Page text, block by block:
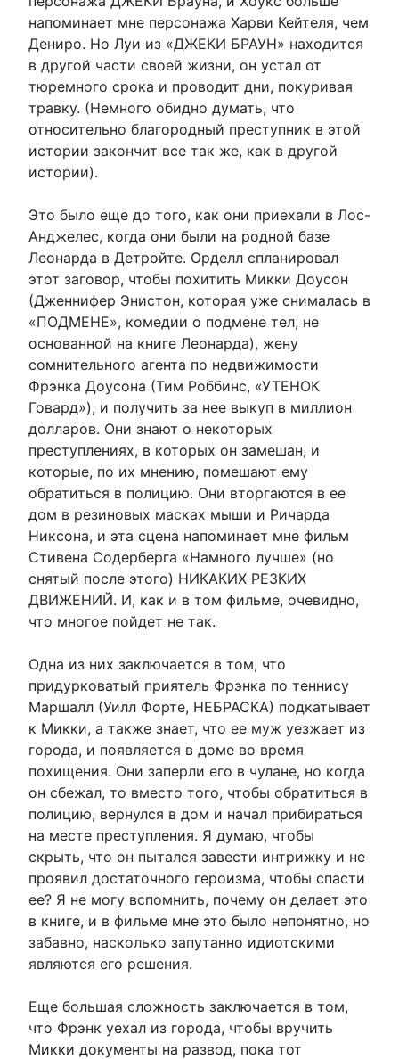
напоминает мне персонажа Харви Кейтеля, чем
Дениро. Но Луи из «ДЖЕКИ БРАУН» находится
в другой части своей жизни, он устал от
тюремного срока и проводит дни, покуривая
травку. (Немного обидно думать, что
относительно благородный преступник в этой
истории закончит все так же, как в другой
истории).
Это было еще до того, как они приехали в Лос-
Анджелес, когда они были на родной базе
Леонарда в Детройте. Орделл спланировал
этот заговор, чтобы похитить Микки Доусон
(Дженнифер Энистон, которая уже снималась в
«ПОДМЕНЕ», комедии о подмене тел, не
основанной на книге Леонарда), жену
сомнительного агента по недвижимости
Фрэнка Доусона (Тим Роббинс, «УТЕНОК
Говард»), и получить за нее выкуп в миллион
долларов. Они знают о некоторых
преступлениях, в которых он замешан, и
которые, по их мнению, помешают ему
обратиться в полицию. Они вторгаются в ее
дом в резиновых масках мыши и Ричарда
Никсона, и эта сцена напоминает мне фильм
Стивена Содерберга «Намного лучше» (но
снятый после этого) НИКАКИХ РЕЗКИХ
ДВИЖЕНИЙ. И, как и в том фильме, очевидно,
что многое пойдет не так.
Одна из них заключается в том, что
придурковатый приятель Фрэнка по теннису
Маршалл (Уилл Форте, НЕБРАСКА) подкатывает
к Микки, а также знает, что ее муж уезжает из
города, и появляется в доме во время
похищения. Они заперли его в чулане, но когда
он сбежал, то вместо того, чтобы обратиться в
полицию, вернулся в дом и начал прибираться
на месте преступления. Я думаю, чтобы
скрыть, что он пытался завести интрижку и не
проявил достаточного героизма, чтобы спасти
ее? Я не могу вспомнить, почему он делает это
в книге, и в фильме мне это было непонятно, но
забавно, насколько запутанно идиотскими
являются его решения.
Еще большая сложность заключается в том,
что Фрэнк уехал из города, чтобы вручить
Микки документы на развод, пока тот